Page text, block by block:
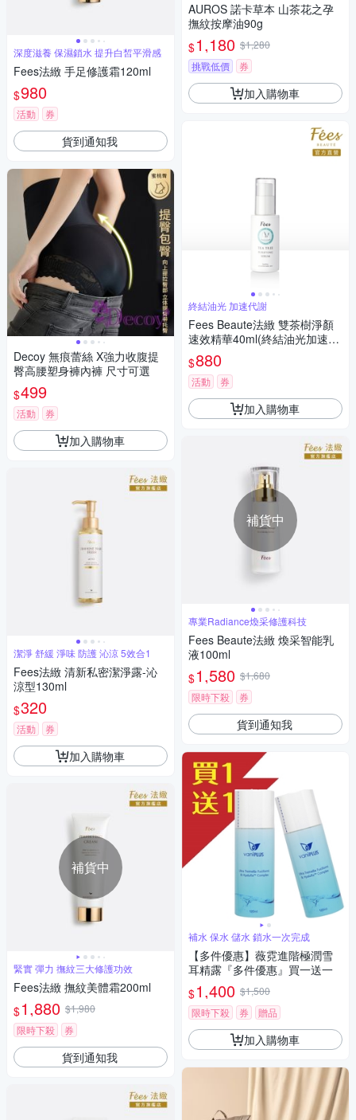
深度滋養 保濕鎖水 提升白皙平滑感
Fees法緻 手足修護霜120ml
$980
活動 券
貨到通知我
Decoy 無痕蕾絲 X強力收腹提
臀高腰塑身褲內褲 尺寸可選
$499
活動 券
加入購物車
潔淨 舒緩 淨味 防護 沁涼 5效合1
Fees法緻 清新私密潔淨露-沁
涼型130ml
$320
活動 券
加入購物車
補貨中
緊實 彈力 撫紋三大修護功效
Fees法緻 撫紋美體霜200ml
$1,880 $1,980
限時下殺
券
貨到通知我
AUROS 諾卡草本 山茶花之孕
撫紋按摩油90g
$1,180 $1,280
挑戰低價
券
加入購物車
終結油光 加速代謝
Fees Beaute法緻 雙茶樹淨顏
速效精華40ml(終結油光加速代
謝)
$880
活動 券
加入購物車
補貨中
專業Radiance煥采修護科技
Fees Beaute法緻 煥采智能乳
液100ml
$1,580 $1,680
限時下殺
券
貨到通知我
補水 保水 儲水 鎖水一次完成
【多件優惠】薇霓進階極潤雪
耳精露『多件優惠』買一送一
$1,400 $1,500
限時下殺
券 贈品
加入購物車